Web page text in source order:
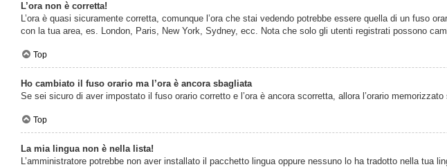
L’ora non è corretta!
L’ora è quasi sicuramente corretta, comunque l’ora che stai vedendo potrebbe essere quella di un
con la tua area, es. London, Paris, New York, Sydney, ecc. Nota che solo gli utenti registrati possono
Top
Ho cambiato il fuso orario ma l’ora è ancora sbagliata
Se sei sicuro di aver impostato il fuso orario corretto e l’ora è ancora scorretta, allora l’orario
Top
La mia lingua non è nella lista!
L’amministratore potrebbe non aver installato il pacchetto lingua oppure nessuno lo ha tradotto nella